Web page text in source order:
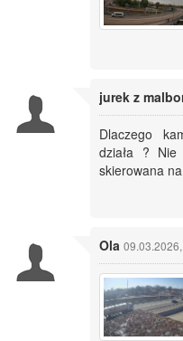
jurek z
Dlaczego
działa ?
skierowana
Ola